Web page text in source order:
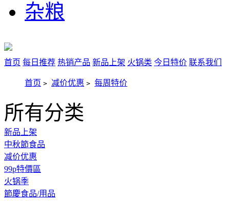
杂粮
首页 每日推荐 热销产品 新品上架 火锅类 今日特价 联系我们
首页 > 减价优惠 > 每周特价
所有分类
新品上架
中秋節食品
减价优惠
99p特價區
火锅季
節慶食品/用品